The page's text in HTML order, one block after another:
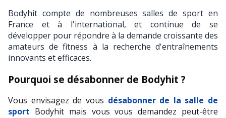
Bodyhit compte de nombreuses salles de sport en
France et à l'international, et continue de se
développer pour répondre à la demande croissante des
amateurs de fitness à la recherche d'entraînements
innovants et efficaces.
Pourquoi se désabonner de Bodyhit ?
Vous envisagez de vous désabonner de la salle de
sport Bodyhit mais vous vous demandez peut-être